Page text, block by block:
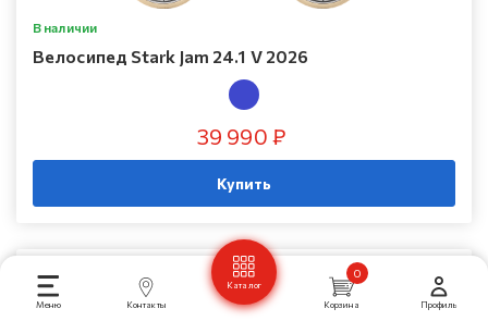
В наличии
Велосипед Stark Jam 24.1 V 2026
39 990 ₽
Купить
Меню Контакты
Каталог
Корзина
0
Профиль